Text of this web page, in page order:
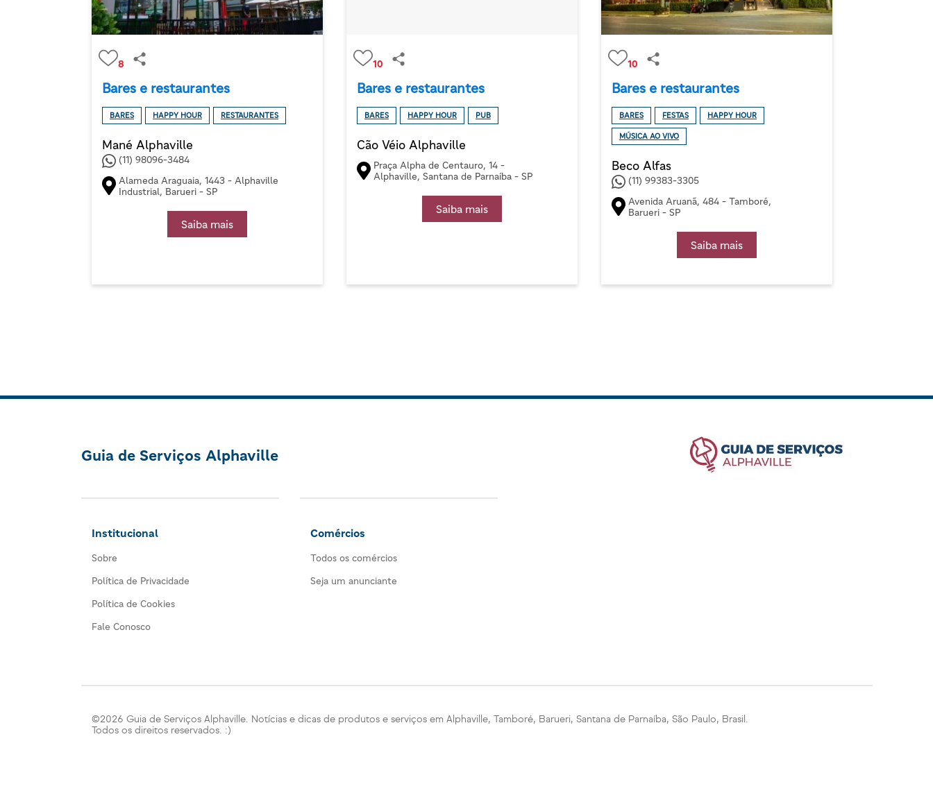
8
Bares e restaurantes
BARES HAPPY HOUR RESTAURANTES
Mané Alphaville
(11) 98096-3484
Alameda Araguaia, 1443 - Alphaville
Industrial, Barueri - SP
Saiba mais
10
Bares e restaurantes
BARES HAPPY HOUR PUB
Cão Véio Alphaville
Praça Alpha de Centauro, 14 -
Alphaville, Santana de Parnaíba - SP
Saiba mais
10
Bares e restaurantes
BARES FESTAS HAPPY HOUR
MÚSICA AO VIVO
Beco Alfas
(11) 99383-3305
Avenida Aruanã, 484 - Tamboré,
Barueri - SP
Saiba mais
Guia de Serviços Alphaville
Institucional
Sobre
Política de Privacidade
Política de Cookies
Fale Conosco
Comércios
Todos os comércios
Seja um anunciante
©2026 Guia de Serviços Alphaville. Notícias e dicas de produtos e serviços em Alphaville, Tamboré, Barueri, Santana de Parnaíba, São Paulo, Brasil.
Todos os direitos reservados. :)